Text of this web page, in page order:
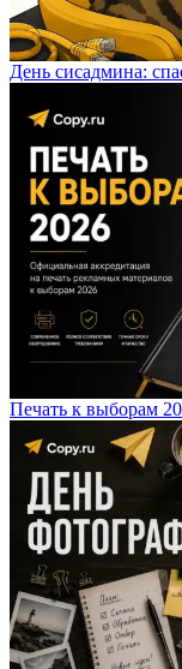
День сисадмина:
Печать к выборам